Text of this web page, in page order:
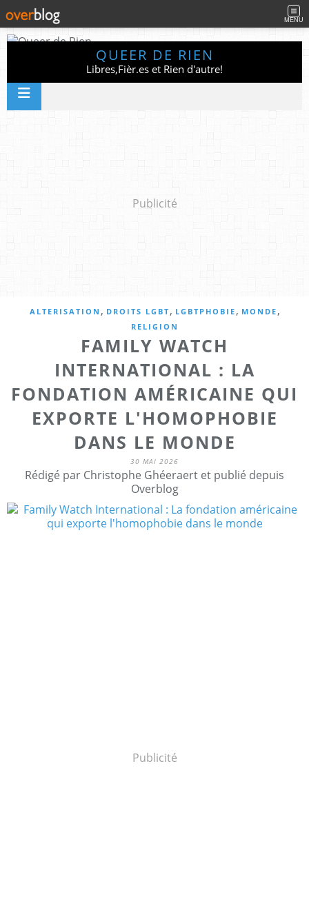
MENU
QUEER DE RIEN
Libres,Fièr.es et Rien d'autre!
Publicité
ALTERISATION , DROITS LGBT, LGBTPHOBIE , MONDE ,
RELIGION
FAMILY WATCH
INTERNATIONAL : LA
FONDATION AMÉRICAINE QUI
EXPORTE L'HOMOPHOBIE
DANS LE MONDE
30 MAI 2026
Rédigé par Christophe Ghéeraert et publié depuis
Overblog
Publicité